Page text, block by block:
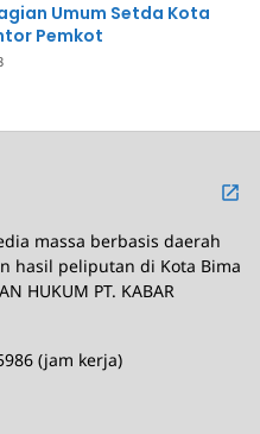
Umum Setda Kota
Pemkot
massa berbasis daerah
hasil peliputan di Kota Bima
HUKUM PT. KABAR
(jam kerja)